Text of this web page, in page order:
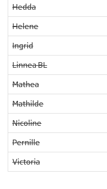
Hedda
Helene
Ingrid
Linnea BL
Mathea
Mathilde
Nicoline
Pernille
Victoria